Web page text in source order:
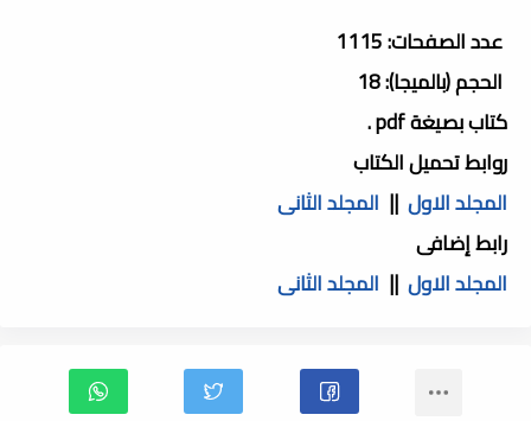
عدد الصفحات: 1115
الحجم (بالميجا): 18
كتاب بصيغة pdf .
روابط تحميل الكتاب
المجلد الاول || المجلد الثانى
رابط إضافى
المجلد الاول || المجلد الثانى